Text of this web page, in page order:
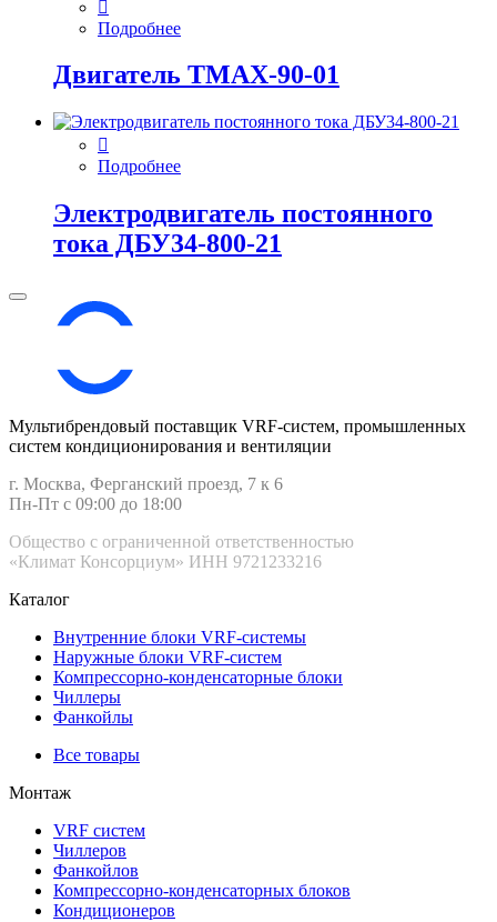
Подробнее
Двигатель ТМАХ-90-01
Подробнее
Электродвигатель постоянного
тока ДБУ34‑800‑21
Мультибрендовый поставщик VRF-cистем, промышленных
систем кондиционирования и вентиляции
г. Москва, Ферганский проезд, 7 к 6
Пн-Пт с 09:00 до 18:00
Общество с ограниченной ответственностью
«Климат Консорциум» ИНН 9721233216
Каталог
Внутренние блоки VRF-cистемы
Наружные блоки VRF-cистем
Компрессорно-конденсаторные блоки
Чиллеры
Фанкойлы
Все товары
Монтаж
VRF систем
Чиллеров
Фанкойлов
Компрессорно-конденсаторных блоков
Кондиционеров